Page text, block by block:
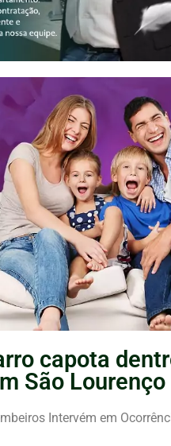
capota
São Lourenço
Intervém em